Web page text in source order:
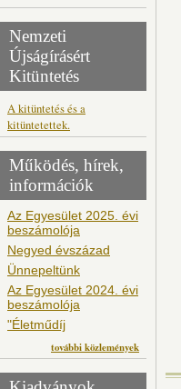
Nemzeti
Újságírásért
Kitüntetés
A kitüntetés és a
kitüntetettek.
Működés, hírek,
információk
Az Egyesület 2025. évi
beszámolója
Negyed évszázad
Ünnepeltünk
Az Egyesület 2024. évi
beszámolója
"Életműdíj
további közlemények